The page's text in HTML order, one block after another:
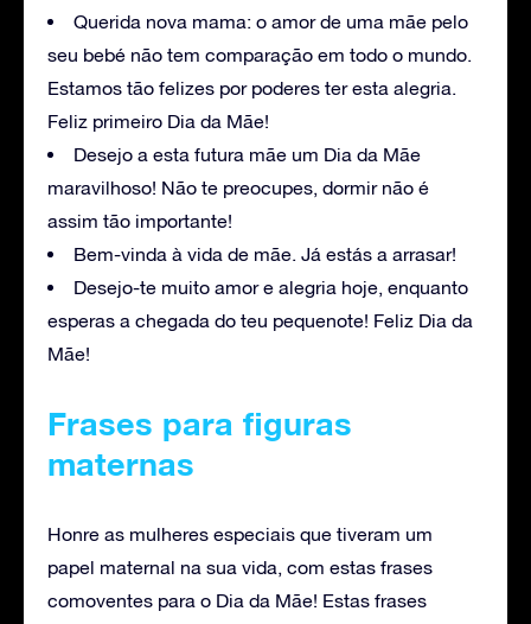
Querida nova mama: o amor de uma mãe pelo
seu bebé não tem comparação em todo o mundo.
Estamos tão felizes por poderes ter esta alegria.
Feliz primeiro Dia da Mãe!
Desejo a esta futura mãe um Dia da Mãe
maravilhoso! Não te preocupes, dormir não é
assim tão importante!
Bem-vinda à vida de mãe. Já estás a arrasar!
Desejo-te muito amor e alegria hoje, enquanto
esperas a chegada do teu pequenote! Feliz Dia da
Mãe!
Frases para figuras
maternas
Honre as mulheres especiais que tiveram um
papel maternal na sua vida, com estas frases
comoventes para o Dia da Mãe! Estas frases